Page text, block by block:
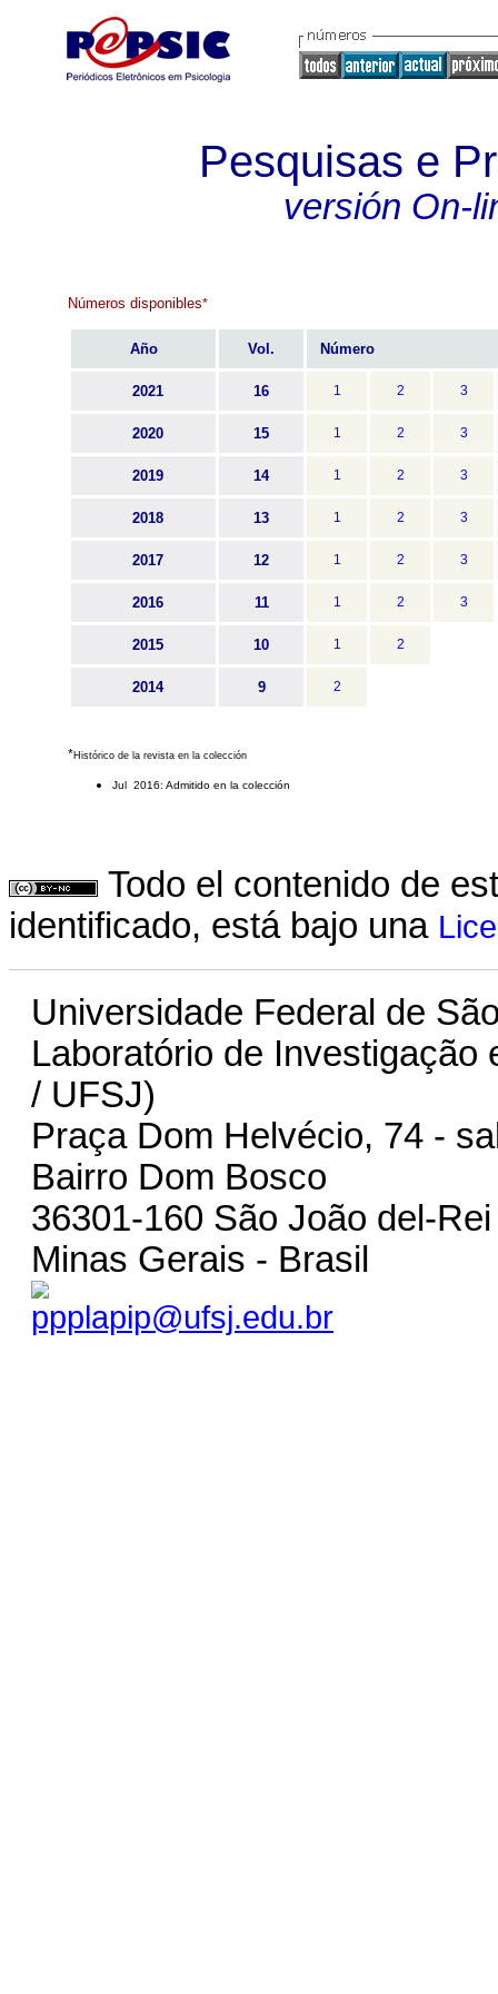
Pesquisas e
versión On-
Números disponibles*
Año Vol. Número
2021 16 1 2 3
2020 15 1 2 3
2019 14 1 2 3
2018 13 1 2 3
2017 12 1 2 3
2016 11 1 2 3
2015 10 1 2
2014 9 2
*Histórico de la revista en la colección
Jul 2016: Admitido en la colección
Todo el contenido de
identificado, está bajo una
Universidade Federal de
Laboratório de
/ UFSJ)
Praça Dom Helvécio, 74 -
Bairro Dom Bosco
36301-160 São João del-Rei
Minas Gerais - Brasil
ppplapip@ufsj.edu.br